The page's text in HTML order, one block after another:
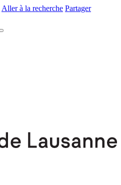
Aller à la recherche Partager